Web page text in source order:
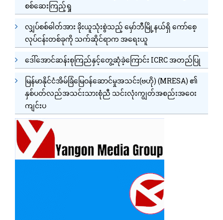
စစ်ဆေးကြည့်ရှု
လျှပ်စစ်ဓါတ်အား ခိုးယူသုံးစွဲသည့် မှော်ဘီမြို့နယ်ရှိ ကော်စေ့
လုပ်ငန်းတစ်ခုကို သက်ဆိုင်ရာက အရေးယူ
ဒေါ်အောင်ဆန်းစုကြည်နှင့်တွေ့ဆုံခဲ့ကြောင်း ICRC အတည်ပြု
မြန်မာနိုင်ငံအိမ်ခြံမြေဝန်ဆောင်မှုအသင်း(ဗဟို) (MRESA) ၏
နှစ်ပတ်လည်အသင်းသားစုံညီ သင်းလုံးကျွတ်အစည်းအဝေး
ကျင်းပ